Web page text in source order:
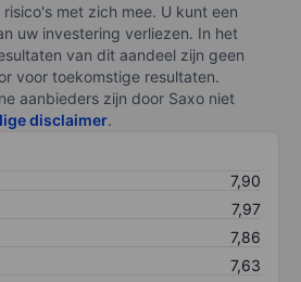
met zich mee. U kunt een
uw investering verliezen. In het
van dit aandeel zijn geen
voor toekomstige resultaten.
aanbieders zijn door Saxo niet
disclaimer.
7,90
7,97
7,86
7,63